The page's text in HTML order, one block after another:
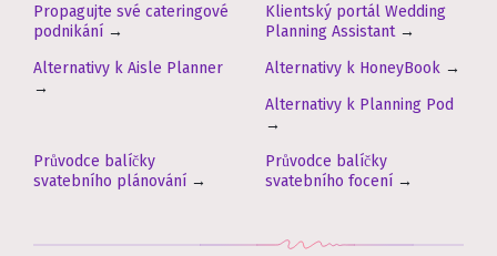
Propagujte své cateringové
podnikání →
Klientský portál Wedding
Planning Assistant→
Alternativy k Aisle Planner
→
Alternativy k HoneyBook →
Alternativy k Planning Pod
→
Průvodce balíčky
svatebního plánování →
Průvodce balíčky
svatebního focení →